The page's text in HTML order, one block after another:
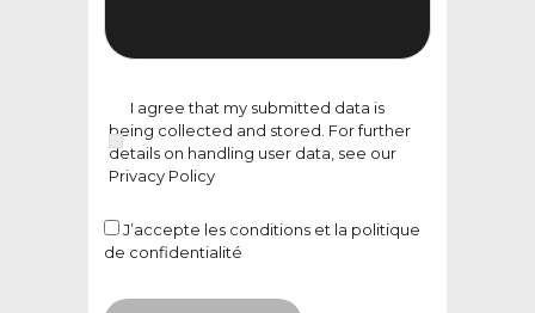
I agree that my submitted data is
being collected and stored. For further
details on handling user data, see our
Privacy Policy
J’accepte les conditions et la politique
de confidentialité